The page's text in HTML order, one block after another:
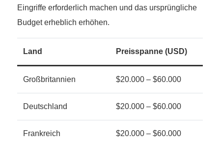
Eingriffe erforderlich machen und das ursprüngliche
Budget erheblich erhöhen.
Land Preisspanne (USD)
Großbritannien $20.000 – $60.000
Deutschland $20.000 – $60.000
Frankreich $20.000 – $60.000